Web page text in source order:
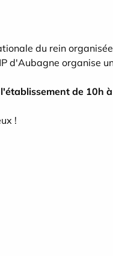
du rein
d'Aubagne organise
de 10h
!